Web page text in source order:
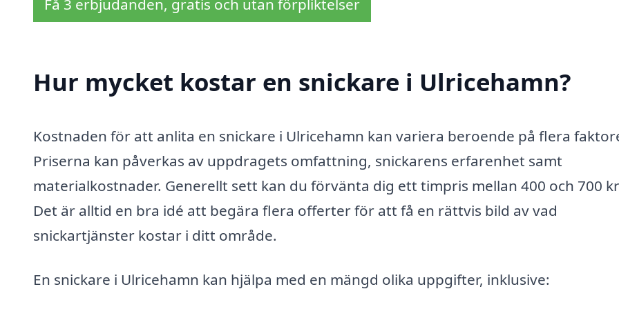
Få 3 erbjudanden, gratis och utan förpliktelser
Hur mycket kostar en snickare i Ulricehamn?
Kostnaden för att anlita en snickare i Ulricehamn kan variera beroende på flera
Priserna kan påverkas av uppdragets omfattning, snickarens erfarenhet samt
materialkostnader. Generellt sett kan du förvänta dig ett timpris mellan 400 och 700
Det är alltid en bra idé att begära flera offerter för att få en rättvis bild av vad
snickartjänster kostar i ditt område.
En snickare i Ulricehamn kan hjälpa med en mängd olika uppgifter, inklusive: